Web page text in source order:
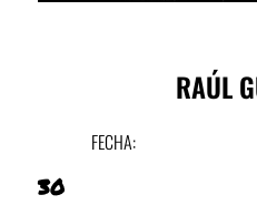
RAÚL
FECHA:
30